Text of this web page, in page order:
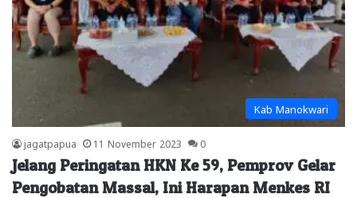
Kab Manokwari
jagatpapua 11 November 2023 0
Jelang Peringatan HKN Ke 59, Pemprov Gelar
Pengobatan Massal, Ini Harapan Menkes RI